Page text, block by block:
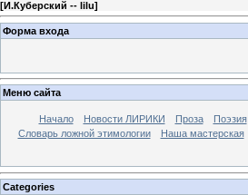
[И.Куберский -- lilu]
Форма входа
Меню сайта
Начало Новости ЛИРИКИ Проза Поэзия
Словарь ложной этимологии
Наша мастерская
Categories